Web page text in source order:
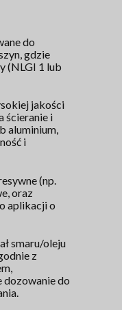
do
gdzie
(NLGI 1 lub
jakości
ścieranie i
aluminium,
i
(np.
oraz
aplikacji o
smaru/oleju
z
dozowanie do